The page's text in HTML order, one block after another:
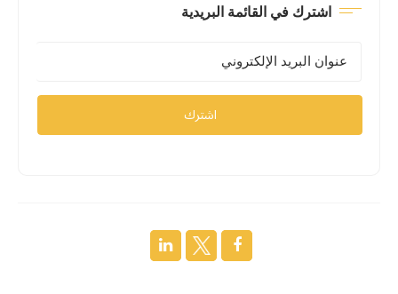
اشترك في القائمة البريدية
اشترك